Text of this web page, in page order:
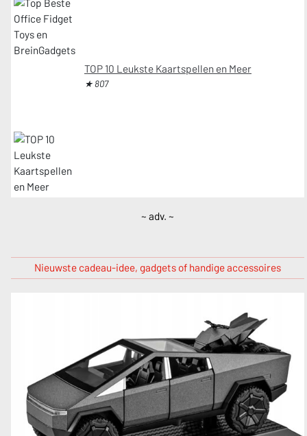
TOP 10 Leukste Kaartspellen en Meer
★ 807
~ adv. ~
Nieuwste cadeau-idee, gadgets of handige accessoires